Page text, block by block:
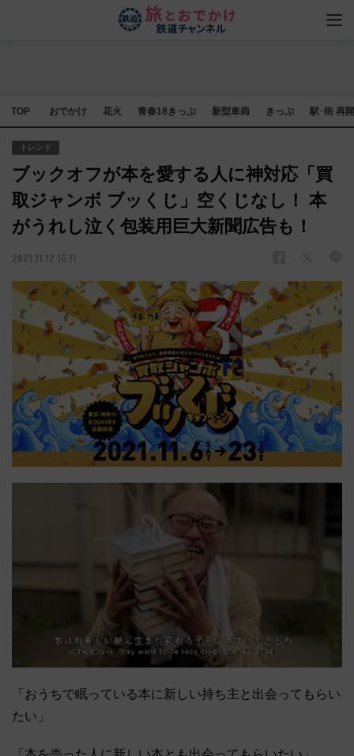
TOP おでかけ 花火 青春18きっぷ 新型車両 きっぷ 駅･街 再
トレンド
ブックオフが本を愛する人に神対応「買
取ジャンボ ブッくじ」空くじなし！ 本
がうれし泣く包装用巨大新聞広告も！
2021.11.12 16:11
「おうちで眠っている本に新しい持ち主と出会ってもらい
たい」